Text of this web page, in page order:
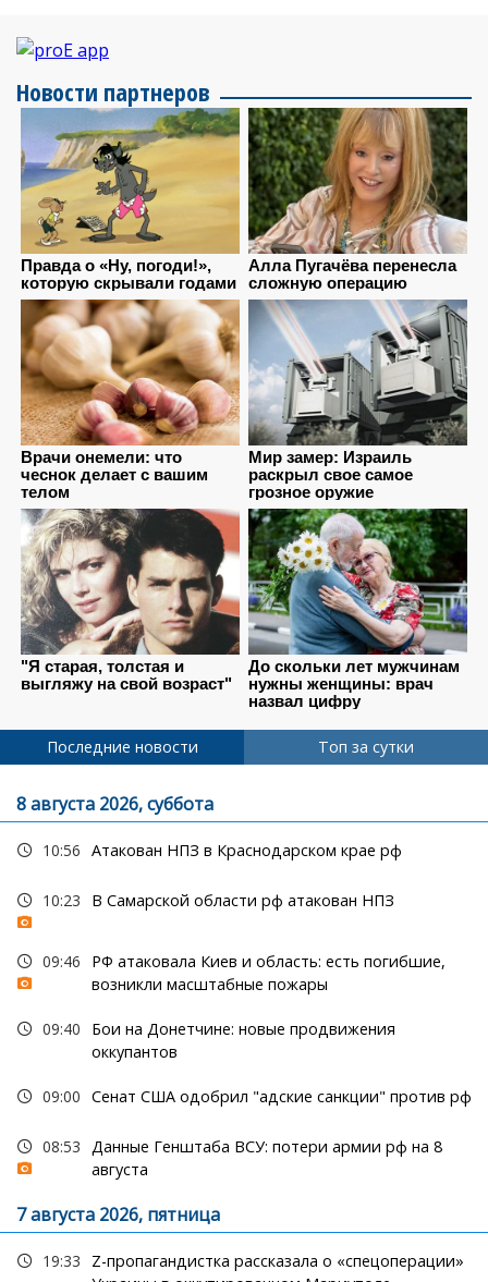
Новости партнеров
Последние новости Топ за сутки
8 августа 2026, суббота
10:56 Атакован НПЗ в Краснодарском крае рф
10:23 В Самарской области рф атакован НПЗ
09:46
РФ атаковала Киев и область: есть погибшие,
возникли масштабные пожары
09:40
Бои на Донетчине: новые продвижения
оккупантов
09:00 Сенат США одобрил "адские санкции" против рф
08:53 Данные Генштаба ВСУ: потери армии рф на 8
августа
7 августа 2026, пятница
19:33
Z-пропагандистка рассказала о «спецоперации»